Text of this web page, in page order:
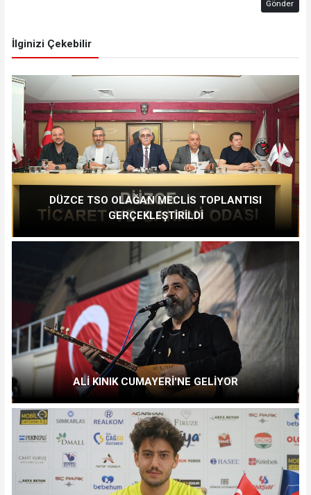
Gönder
İlginizi Çekebilir
DÜZCE TSO OLAĞAN MECLİS TOPLANTISI
GERÇEKLEŞTİRİLDİ
ALİ KINIK CUMAYERİ'NE GELİYOR